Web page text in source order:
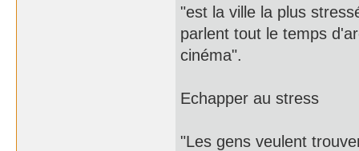
"est la ville la plus
parlent tout le temps
cinéma".
Echapper au stress
"Les gens veulent